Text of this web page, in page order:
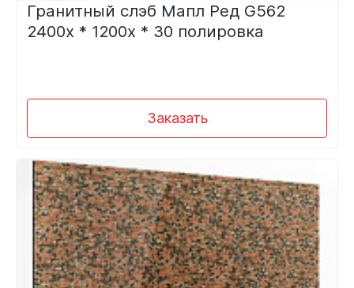
Гранитный слэб Мапл Ред G562
2400х * 1200х * 30 полировка
Заказать